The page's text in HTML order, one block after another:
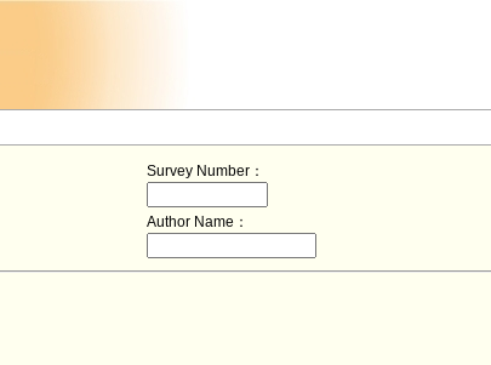
Survey Number：
Author Name：